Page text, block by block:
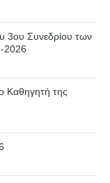
3ου Συνεδρίου των
2026
Καθηγητή της